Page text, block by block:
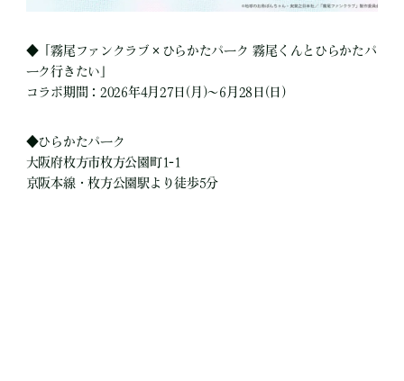
◆「霧尾ファンクラブ×ひらかたパーク 霧尾くんとひらかたパ
ーク行きたい」
コラボ期間：2026年4月27日(月)～6月28日(日)
◆ひらかたパーク
大阪府枚方市枚方公園町1-1
京阪本線・枚方公園駅より徒歩5分